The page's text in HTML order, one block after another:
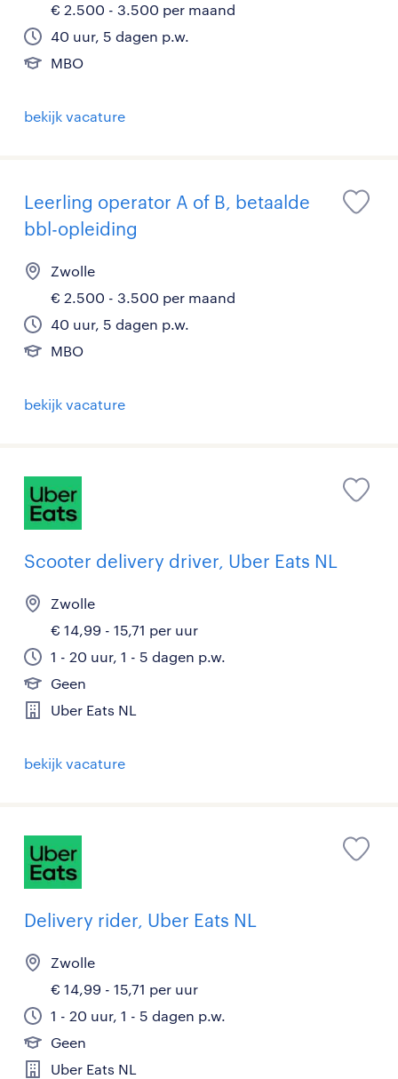
€ 2.500 - 3.500 per maand
40 uur, 5 dagen p.w.
MBO
bekijk vacature
Leerling operator A of B, betaalde
bbl-opleiding
Zwolle
€ 2.500 - 3.500 per maand
40 uur, 5 dagen p.w.
MBO
bekijk vacature
Scooter delivery driver, Uber Eats NL
Zwolle
€ 14,99 - 15,71 per uur
1 - 20 uur, 1 - 5 dagen p.w.
Geen
Uber Eats NL
bekijk vacature
Delivery rider, Uber Eats NL
Zwolle
€ 14,99 - 15,71 per uur
1 - 20 uur, 1 - 5 dagen p.w.
Geen
Uber Eats NL